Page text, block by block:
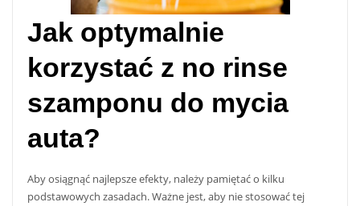
Jak optymalnie
korzystać z no rinse
szamponu do mycia
auta?
Aby osiągnąć najlepsze efekty, należy pamiętać o kilku
podstawowych zasadach. Ważne jest, aby nie stosować tej